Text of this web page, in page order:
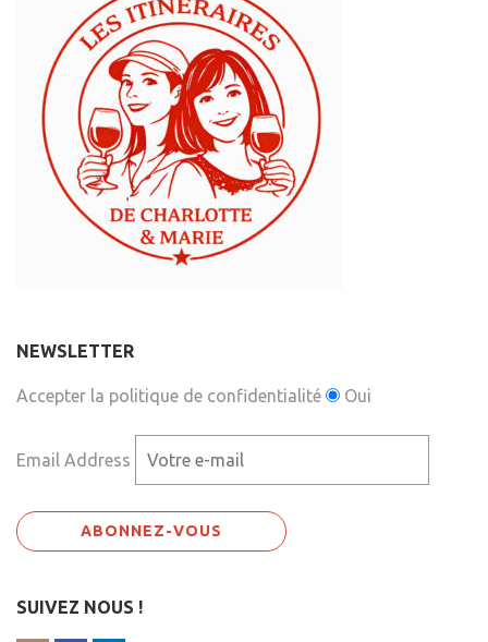
NEWSLETTER
Accepter la politique de confidentialité Oui
Email Address
SUIVEZ NOUS !